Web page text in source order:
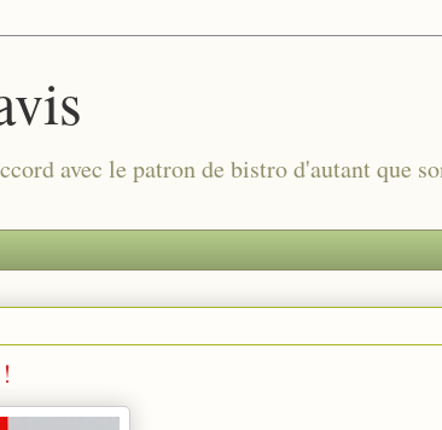
avec le patron de bistro d'autant que